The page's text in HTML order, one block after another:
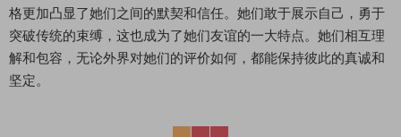
格更加凸显了她们之间的默契和信任。她们敢于展示自己，勇于
突破传统的束缚，这也成为了她们友谊的一大特点。她们相互理
解和包容，无论外界对她们的评价如何，都能保持彼此的真诚和
坚定。